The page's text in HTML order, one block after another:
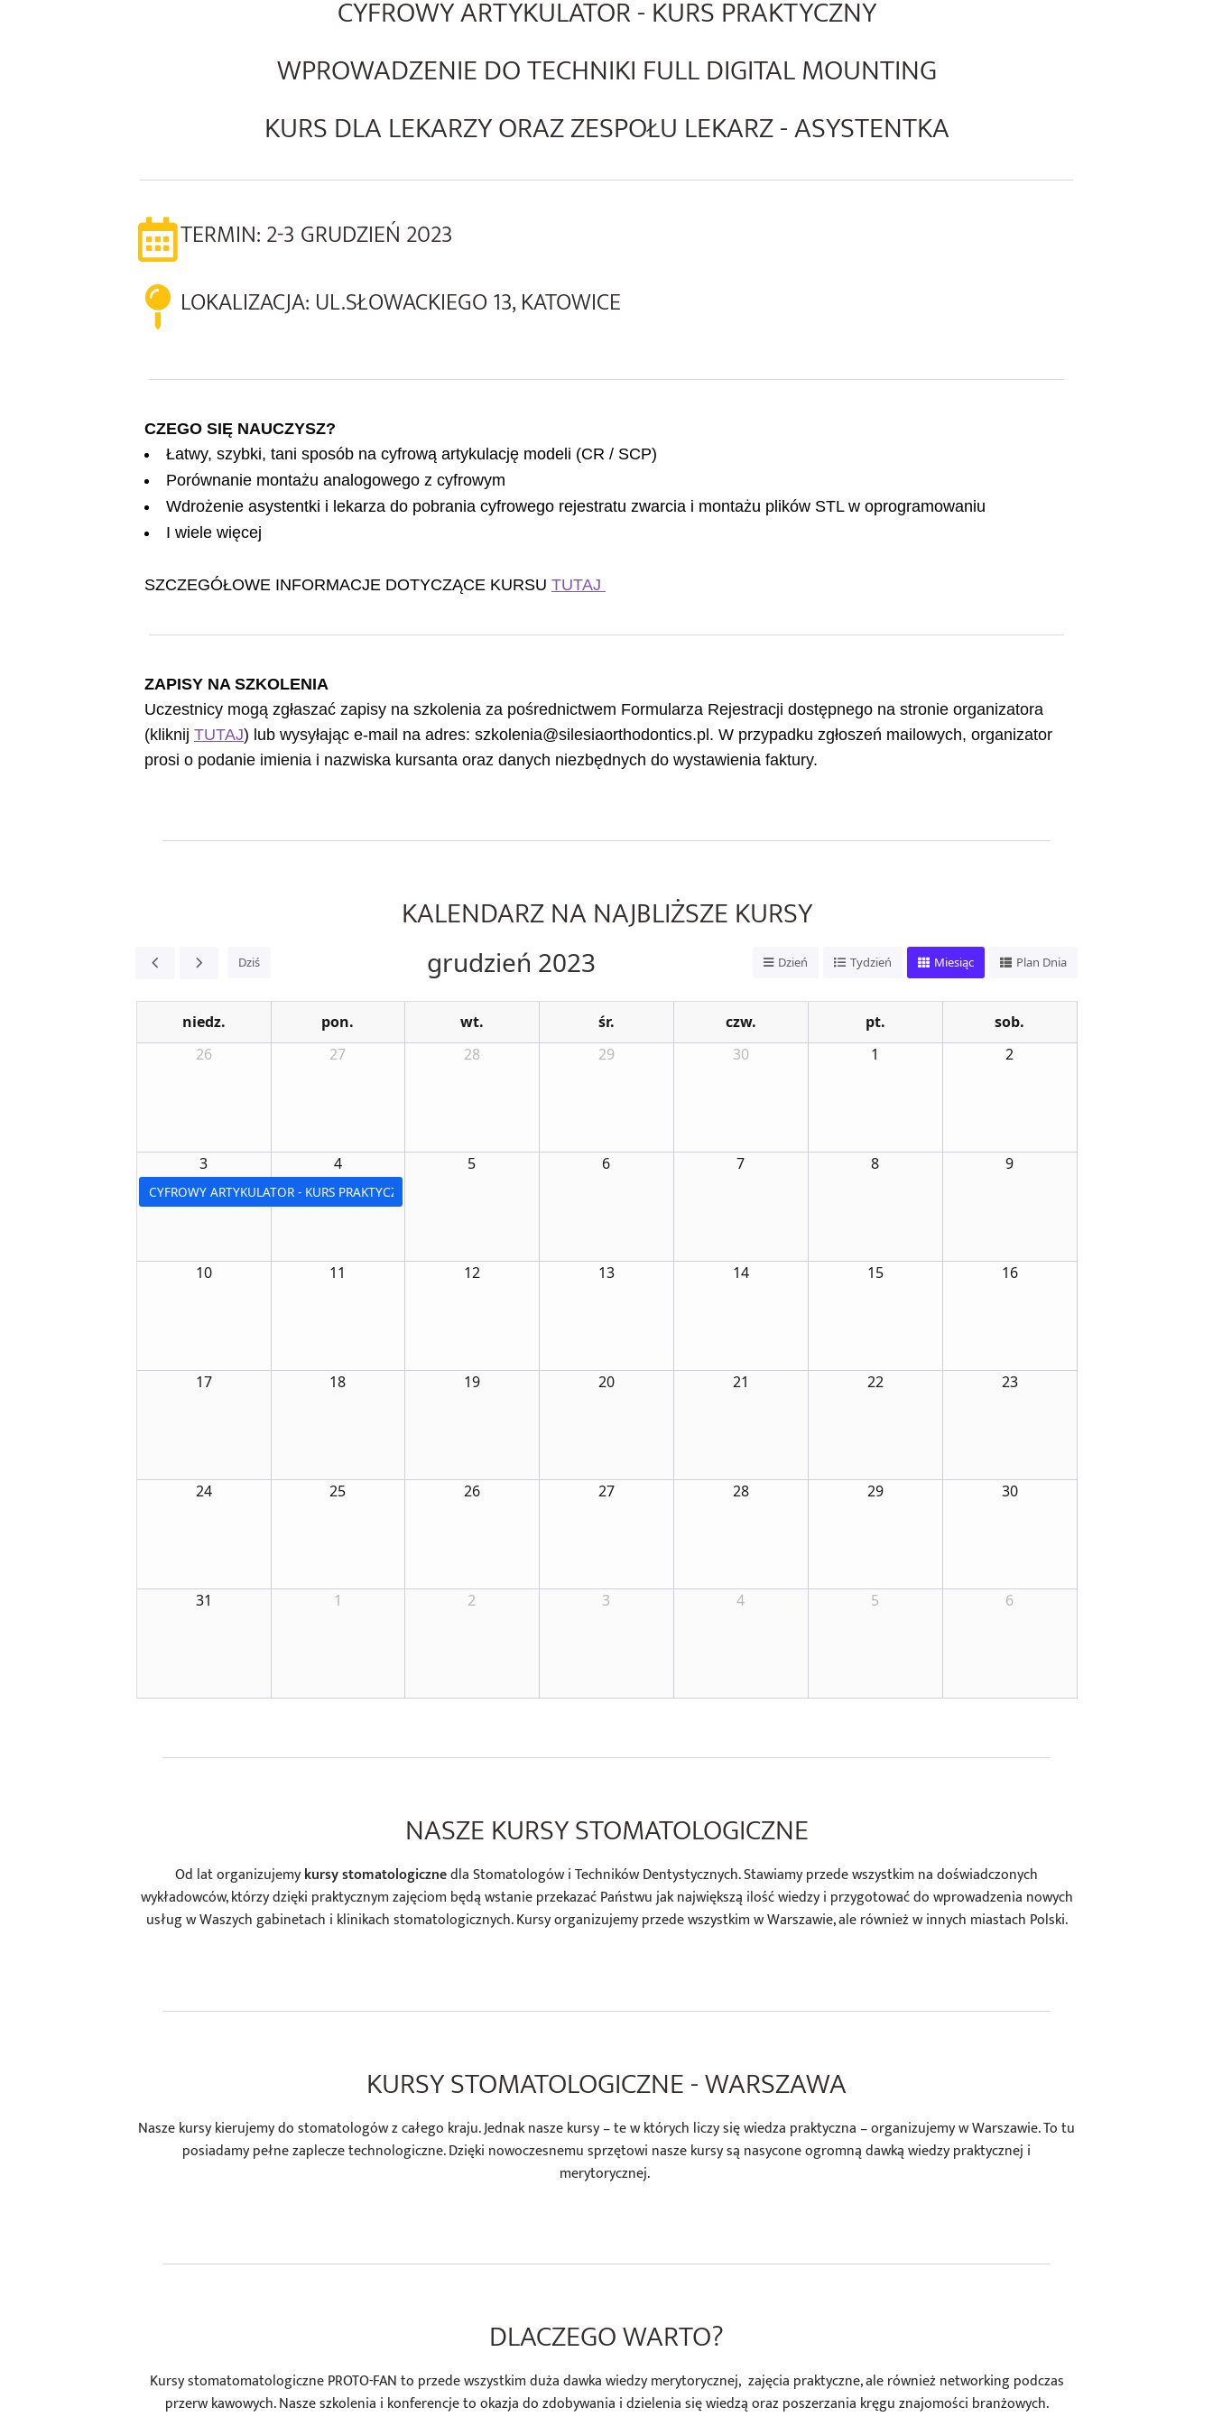
CYFROWY ARTYKULATOR - KURS PRAKTYCZNY
WPROWADZENIE DO TECHNIKI FULL DIGITAL MOUNTING
KURS DLA LEKARZY ORAZ ZESPOŁU LEKARZ - ASYSTENTKA
TERMIN: 2-3 GRUDZIEŃ 2023
LOKALIZACJA: UL.SŁOWACKIEGO 13, KATOWICE
CZEGO SIĘ NAUCZYSZ?
Łatwy, szybki, tani sposób na cyfrową artykulację modeli (CR / SCP)
Porównanie montażu analogowego z cyfrowym
Wdrożenie asystentki i lekarza do pobrania cyfrowego rejestratu zwarcia i montażu plików STL w oprogramowaniu
I wiele więcej
SZCZEGÓŁOWE INFORMACJE DOTYCZĄCE KURSUTUTAJ
ZAPISY NA SZKOLENIA
Uczestnicy mogą zgłaszać zapisy na szkolenia za pośrednictwem Formularza Rejestracji dostępnego na stronie organizatora
(kliknijTUTAJ) lub wysyłając e-mail na adres: szkolenia@silesiaorthodontics.pl. W przypadku zgłoszeń mailowych, organizator
prosi o podanie imienia i nazwiska kursanta oraz danych niezbędnych do wystawienia faktury.
KALENDARZ NA NAJBLIŻSZE KURSY
Dziś grudzień 2023 Dzień Tydzień Miesiąc Plan Dnia
niedz. pon. wt. śr. czw. pt.
sob.
26
27 28 29 30 1 2
3
CYFROWY ARTYKULATOR - KURS PRAKTYCZNY
4 5 6 7 8 9
10 11 12 13 14 15 16
17 18 19 20 21 22 23
24 25 26 27 28 29 30
31 1 2 3 4 5 6
NASZE KURSY STOMATOLOGICZNE
Od lat organizujemykursy stomatologicznedla Stomatologów i Techników Dentystycznych. Stawiamy przede wszystkim na doświadczonych
wykładowców, którzy dzięki praktycznym zajęciom będą wstanie przekazać Państwu jak największą ilość wiedzy i przygotować do wprowadzenia nowych
usług w Waszych gabinetach i klinikach stomatologicznych. Kursy organizujemy przede wszystkim w Warszawie, ale również w innych miastach Polski.
KURSY STOMATOLOGICZNE - WARSZAWA
Nasze kursy kierujemy do stomatologów z całego kraju. Jednak nasze kursy – te w których liczy się wiedza praktyczna – organizujemy w Warszawie. To tu
posiadamy pełne zaplecze technologiczne. Dzięki nowoczesnemu sprzętowi nasze kursy są nasycone ogromną dawką wiedzy praktycznej i
merytorycznej.
DLACZEGO WARTO?
Kursy stomatomatologiczne PROTO-FAN to przede wszystkim duża dawka wiedzy merytorycznej, zajęcia praktyczne, ale również networking podczas
przerw kawowych. Nasze szkolenia i konferencje to okazja do zdobywania i dzielenia się wiedzą oraz poszerzania kręgu znajomości branżowych.